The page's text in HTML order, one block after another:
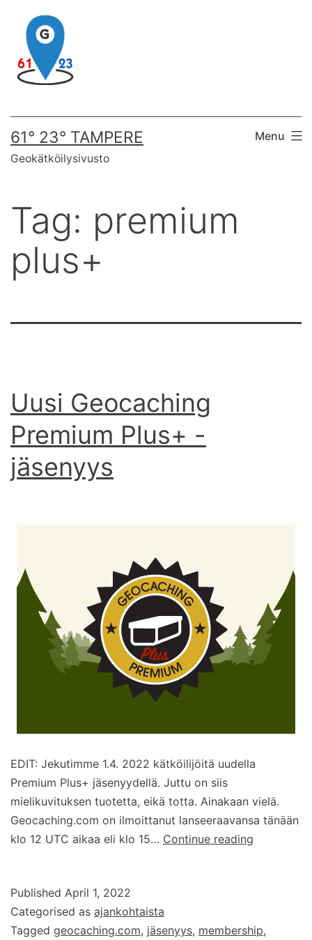
content
61° 23° TAMPERE
Geokätköilysivusto
Menu
Tag: premium
plus+
Uusi Geocaching
Premium Plus+ -
jäsenyys
EDIT: Jekutimme 1.4. 2022 kätköilijöitä uudella
Premium Plus+ jäsenyydellä. Juttu on siis
mielikuvituksen tuotetta, eikä totta. Ainakaan vielä.
Geocaching.com on ilmoittanut lanseeraavansa tänään
klo 12 UTC aikaa eli klo 15… Continue reading
jäsenyys
Published April 1, 2022
Categorised as ajankohtaista
Tagged geocaching.com, jäsenyys, membership,